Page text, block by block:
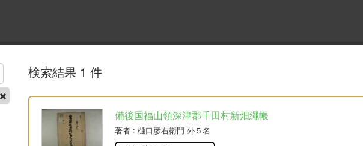
検索結果 1 件
備後国福山領深津郡千田村新畑繩帳
著者: 樋口彦右衛門 外５名